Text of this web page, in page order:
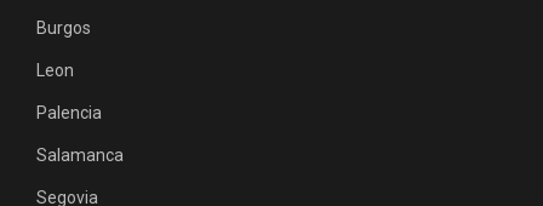
Burgos
Leon
Palencia
Salamanca
Segovia